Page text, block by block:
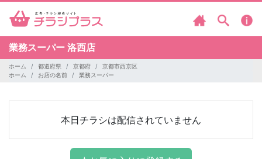
業務スーパー 洛西店
ホーム 都道府県 京都府
京都市西京区
ホーム
お店の名前 業務スーパー
本日チラシは配信されていません